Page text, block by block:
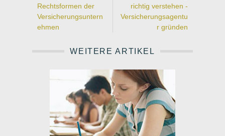
Rechtsformen der
Versicherungsuntern
ehmen
richtig verstehen -
Versicherungsagentu
r gründen
WEITERE ARTIKEL